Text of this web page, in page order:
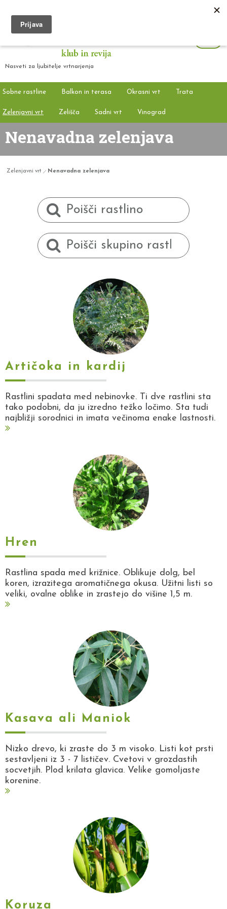
Nasveti za ljubitelje vrtnarjenja
Sobne rastline Balkon in terasa Okrasni vrt Trata
Zelenjavni vrt Zelišča Sadni vrt Vinograd
Nenavadna zelenjava
Zelenjavni vrt Nenavadna zelenjava
Artičoka in kardij
Rastlini spadata med nebinovke. Ti dve rastlini sta
tako podobni, da ju izredno težko ločimo. Sta tudi
najbližji sorodnici in imata večinoma enake lastnosti.
Hren
Rastlina spada med križnice. Oblikuje dolg, bel
koren, izrazitega aromatičnega okusa. Užitni listi so
veliki, ovalne oblike in zrastejo do višine 1,5 m.
Kasava ali Maniok
Nizko drevo, ki zraste do 3 m visoko. Listi kot prsti
sestavljeni iz 3 - 7 lističev. Cvetovi v grozdastih
socvetjih. Plod krilata glavica. Velike gomoljaste
korenine.
Koruza